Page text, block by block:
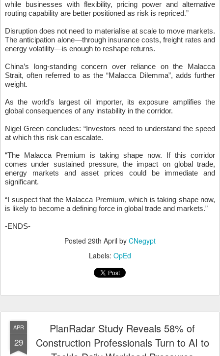
China’s long-standing concern over reliance on the Malacca
Strait, often referred to as the “Malacca Dilemma”, adds further
As the world’s largest oil importer, its exposure amplifies the
global consequences of any instability in the corridor.
Nigel Green concludes: “Investors need to understand the speed
at which this risk can escalate.
comes under sustained pressure, the impact on global trade,
energy markets and asset prices could be immediate and
“I suspect that the Malacca Premium, which is taking shape now,
-ENDS-
Posted29th Aprilby CNegypt
PlanRadar Study Reveals 58% of
Construction Professionals Turn to AI to
Tackle Daily Workload Pressures
Dubai, United Arab Emirates
New research from